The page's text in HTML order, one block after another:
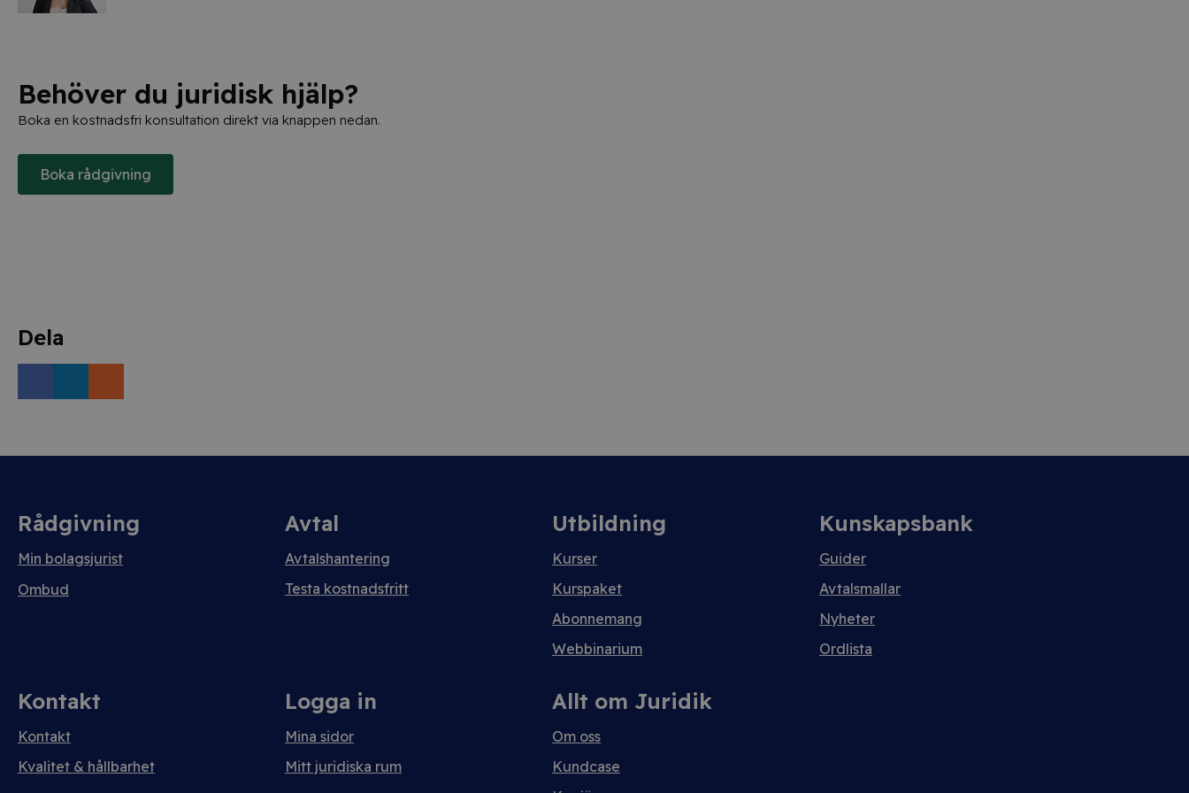
Behöver du juridisk hjälp?
Boka en kostnadsfri konsultation direkt via knappen nedan.
Boka rådgivning
Dela
Rådgivning
Min bolagsjurist
Ombud
Avtal
Avtalshantering
Testa kostnadsfritt
Utbildning
Kurser
Kurspaket
Abonnemang
Webbinarium
Kunskapsbank
Guider
Avtalsmallar
Nyheter
Ordlista
Kontakt
Kontakt
Kvalitet & hållbarhet
Logga in
Mina sidor
Mitt juridiska rum
Allt om Juridik
Om oss
Kundcase